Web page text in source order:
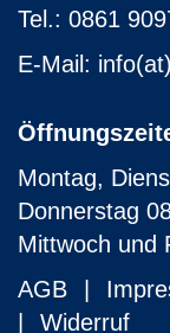
Tel.: 0861
E-Mail:
Montag,
Donnerstag
Mittwoch und
AGB
Widerruf